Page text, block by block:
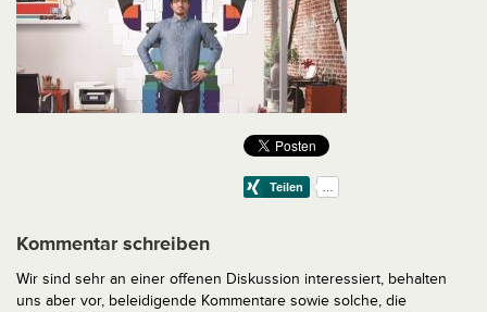
Kommentar schreiben
Wir sind sehr an einer offenen Diskussion interessiert, behalten
uns aber vor, beleidigende Kommentare sowie solche, die